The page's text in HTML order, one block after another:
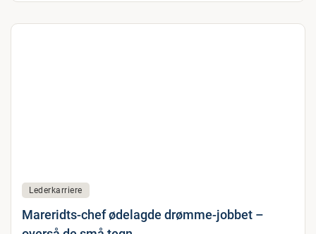
Lederkarriere
Mareridts-chef ødelagde drømme-jobbet –